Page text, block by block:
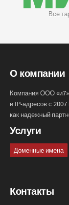
Все
О компании
Компания ООО «и7»
и IP-адресов с
как надежный
Услуги
Доменные имена
Контакты